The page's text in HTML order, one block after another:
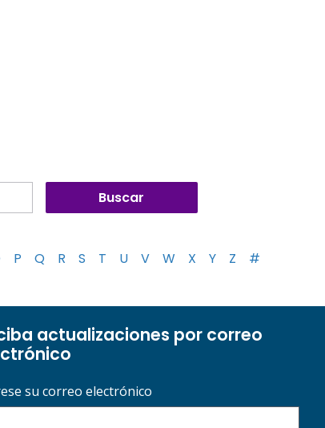
P Q R S T U V W X Y Z #
actualizaciones por correo
su correo electrónico